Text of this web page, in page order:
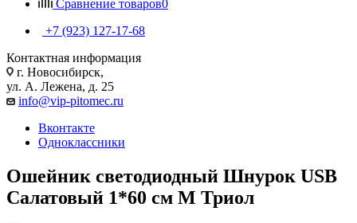
Сравнение товаров0
+7 (923) 127-17-68
Контактная информация
г. Новосибирск,
ул. А. Лежена, д. 25
info@vip-pitomec.ru
Вконтакте
Одноклассники
Ошейник светодиодный Шнурок USB
Салатовый 1*60 см M Триол